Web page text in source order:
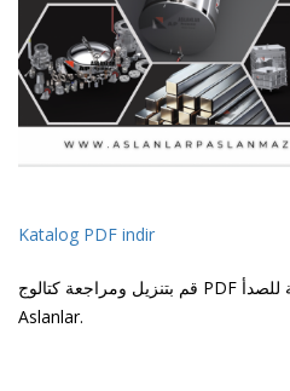
Katalog PDF indir
قم بتنزيل ومراجعة كتالوج PDF لصهاريج التخزين المقاومة للصدأ
Aslanlar.